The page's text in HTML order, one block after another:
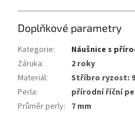
Doplňkové parametry
Kategorie:
Náušnice s
Záruka:
2 roky
Materiál:
Stříbro ryzost:
Perla:
přírodní říční
Průměr perly: 7 mm